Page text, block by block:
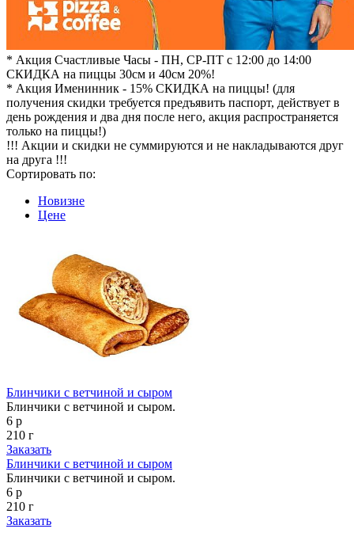
* Акция Счастливые Часы - ПН, СР-ПТ с 12:00 до 14:00
СКИДКА на пиццы 30см и 40см 20%!
* Акция Именинник - 15% СКИДКА на пиццы! (для
получения скидки требуется предъявить паспорт, действует в
день рождения и два дня после него, акция распространяется
только на пиццы!)
!!! Акции и скидки не суммируются и не накладываются друг
на друга !!!
Сортировать по:
Новизне
Цене
Блинчики с ветчиной и сыром
Блинчики с ветчиной и сыром.
6 р
210 г
Заказать
Блинчики с ветчиной и сыром
Блинчики с ветчиной и сыром.
6 р
210 г
Заказать